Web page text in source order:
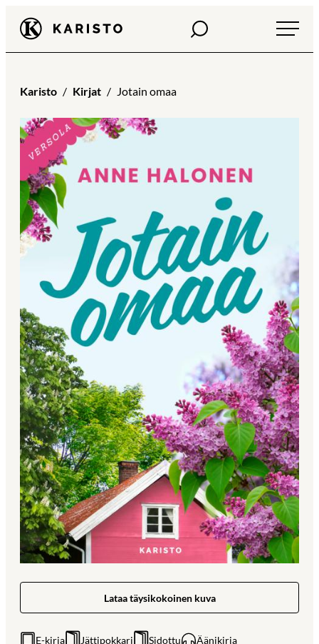
Siirry
suoraan
sisältöön
Karisto Haku
Karisto Kirjat Jotain omaa
Lataa täysikokoinen kuva
E-kirja Jättipokkari Sidottu Äänikirja